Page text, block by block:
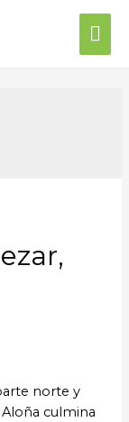
norte y
culmina